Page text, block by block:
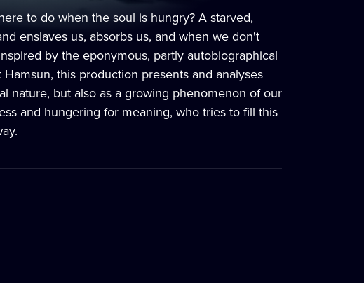
to do when the soul is hungry? A starved,
enslaves us, absorbs us, and when we don't
by the eponymous, partly autobiographical
this production presents and analyses
nature, but also as a growing phenomenon of our
and hungering for meaning, who tries to fill this